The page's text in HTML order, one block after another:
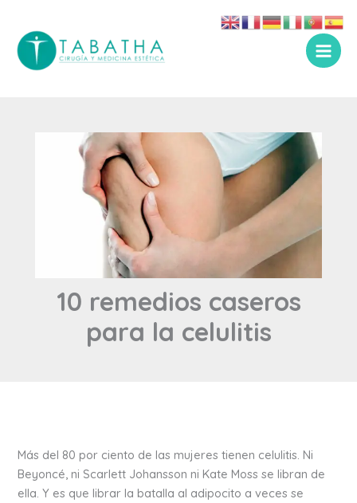
contenido
10 remedios caseros
para la celulitis
Más del 80 por ciento de las mujeres tienen celulitis. Ni
Beyoncé, ni Scarlett Johansson ni Kate Moss se libran de
ella. Y es que librar la batalla al adipocito a veces se